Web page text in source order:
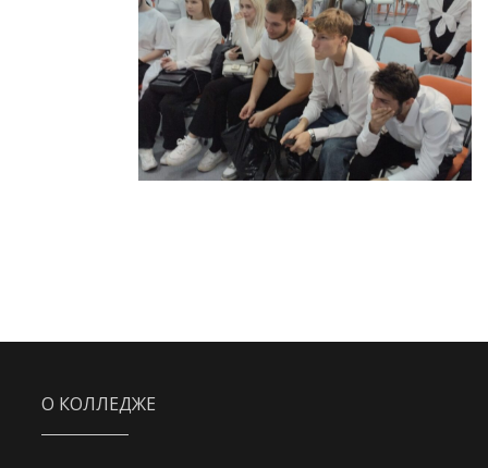
О КОЛЛЕДЖЕ